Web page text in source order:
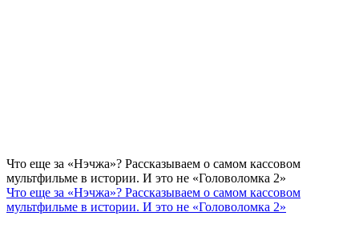
Что еще за «Нэчжа»? Рассказываем о самом кассовом
мультфильме в истории. И это не «Головоломка 2»
Что еще за «Нэчжа»? Рассказываем о самом кассовом
мультфильме в истории. И это не «Головоломка 2»